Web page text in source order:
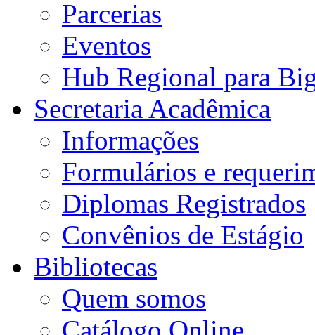
Parcerias
Eventos
Hub Regional para
Secretaria Acadêmica
Informações
Formulários e
Diplomas Registrados
Convênios de Estágio
Bibliotecas
Quem somos